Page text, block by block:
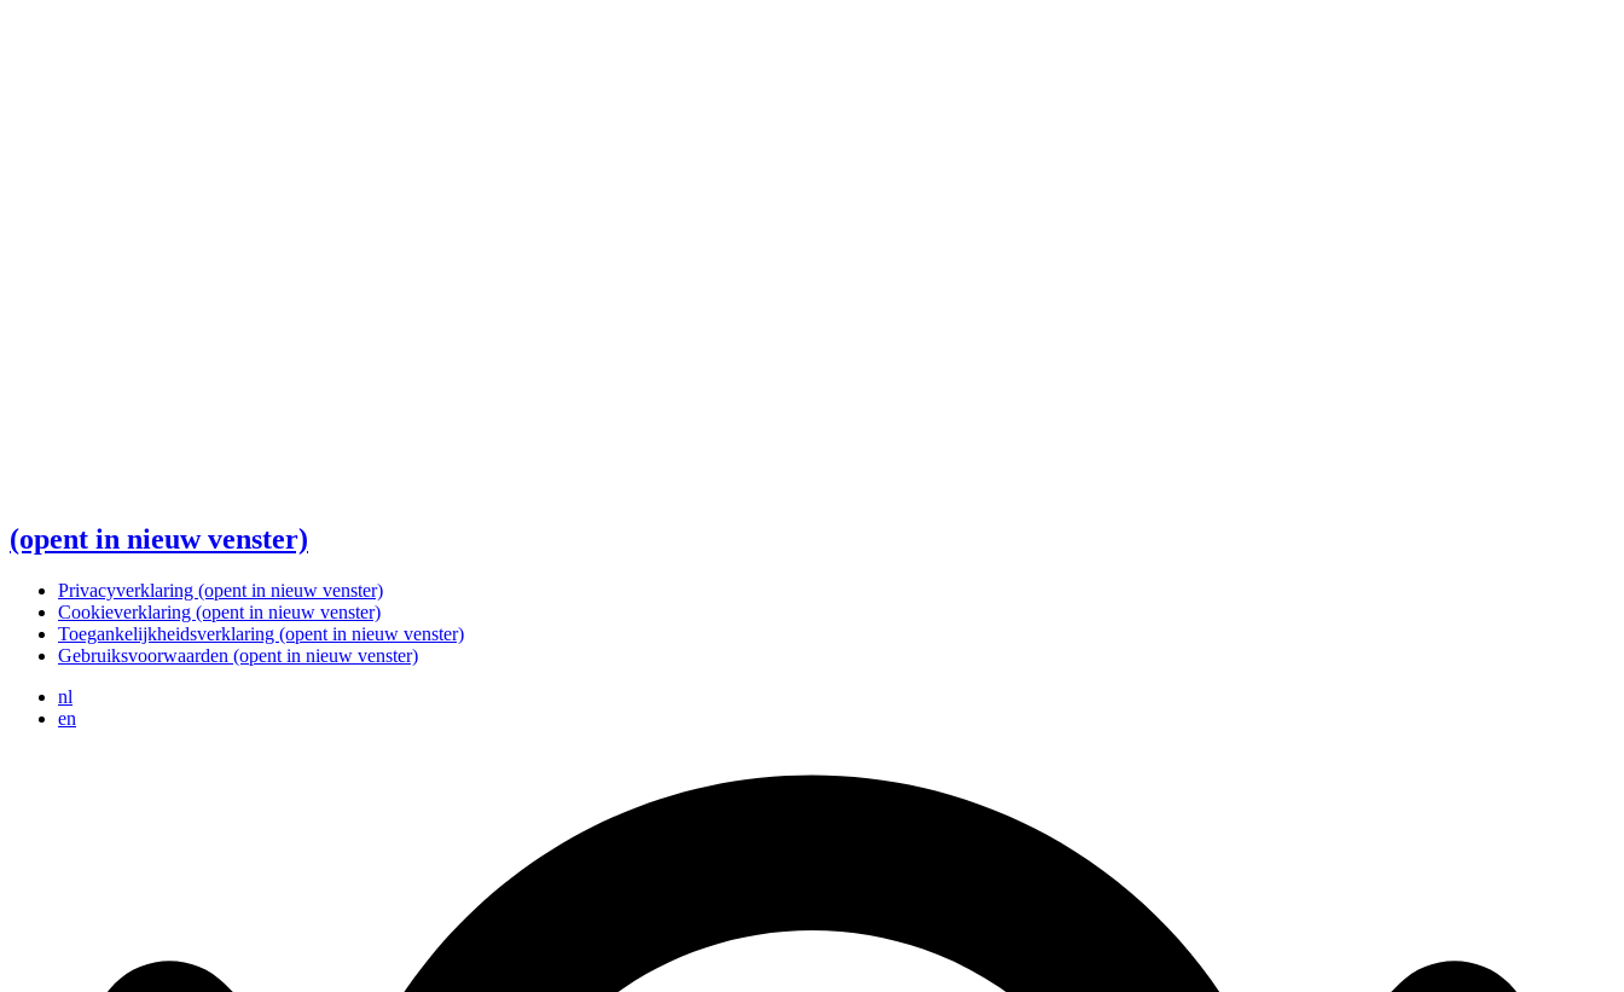
(opent in nieuw venster)
Privacyverklaring (opent in nieuw venster)
Cookieverklaring (opent in nieuw venster)
Toegankelijkheidsverklaring (opent in nieuw venster)
Gebruiksvoorwaarden (opent in nieuw venster)
nl
en